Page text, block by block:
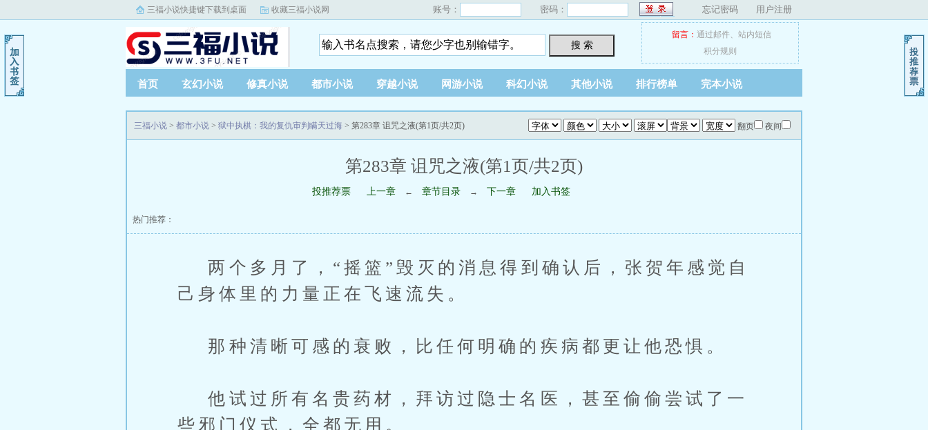
三福小说快捷键下载到桌面 收藏三福小说网 账号： 密码： 忘记密码 用户注册
搜 索
留言： 通过邮件、 站内短信
积分规则
首页 玄幻小说 修真小说 都市小说 穿越小说 网游小说 科幻小说 其他小说 排行榜单 完本小说
翻页 夜间
三福小说 > 都市小说 > 狱中执棋：我的复仇审判瞒天过海 > 第283章 诅咒之液(第1页/共2页)
第283章 诅咒之液(第1页/共2页)
投推荐票 上一章 ← 章节目录 → 下一章 加入书签
热门推荐：
两个多月了，“摇篮”毁灭的消息得到确认后，张贺年感觉自
己身体里的力量正在飞速流失。
那种清晰可感的衰败，比任何明确的疾病都更让他恐惧。
他试过所有名贵药材，拜访过隐士名医，甚至偷偷尝试了一
些邪门仪式，全都无用。